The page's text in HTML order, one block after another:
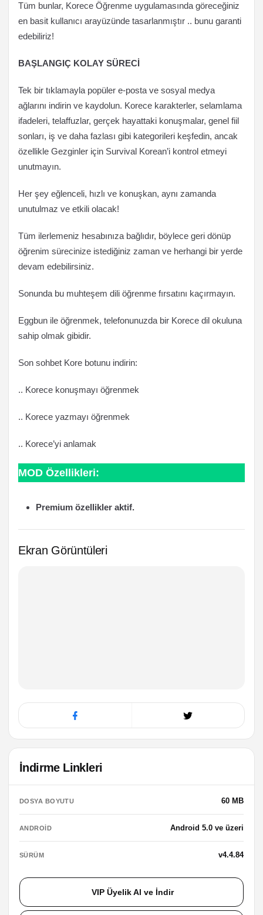
Tüm bunlar, Korece Öğrenme uygulamasında göreceğiniz
en basit kullanıcı arayüzünde tasarlanmıştır .. bunu garanti
edebiliriz!
BAŞLANGIÇ KOLAY SÜRECİ
Tek bir tıklamayla popüler e-posta ve sosyal medya
ağlarını indirin ve kaydolun. Korece karakterler, selamlama
ifadeleri, telaffuzlar, gerçek hayattaki konuşmalar, genel fiil
sonları, iş ve daha fazlası gibi kategorileri keşfedin, ancak
özellikle Gezginler için Survival Korean’i kontrol etmeyi
unutmayın.
Her şey eğlenceli, hızlı ve konuşkan, aynı zamanda
unutulmaz ve etkili olacak!
Tüm ilerlemeniz hesabınıza bağlıdır, böylece geri dönüp
öğrenim sürecinize istediğiniz zaman ve herhangi bir yerde
devam edebilirsiniz.
Sonunda bu muhteşem dili öğrenme fırsatını kaçırmayın.
Eggbun ile öğrenmek, telefonunuzda bir Korece dil okuluna
sahip olmak gibidir.
Son sohbet Kore botunu indirin:
.. Korece konuşmayı öğrenmek
.. Korece yazmayı öğrenmek
.. Korece’yi anlamak
MOD Özellikleri:
Premium özellikler aktif.
Ekran Görüntüleri
İndirme Linkleri
DOSYA BOYUTU 60 MB
ANDROID Android 5.0 ve üzeri
SÜRÜM v4.4.84
VIP Üyelik Al ve İndir